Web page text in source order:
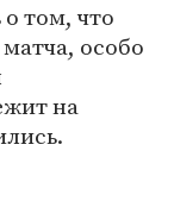
том, что
особо
на